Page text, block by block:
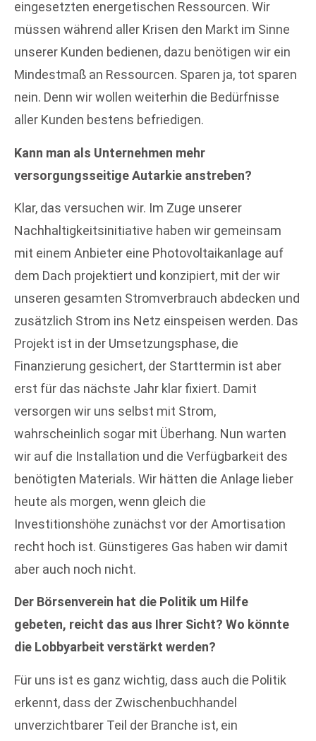
eingesetzten energetischen Ressourcen. Wir
müssen während aller Krisen den Markt im Sinne
unserer Kunden bedienen, dazu benötigen wir ein
Mindestmaß an Ressourcen. Sparen ja, tot sparen
nein. Denn wir wollen weiterhin die Bedürfnisse
aller Kunden bestens befriedigen.
Kann man als Unternehmen mehr
versorgungsseitige Autarkie anstreben?
Klar, das versuchen wir. Im Zuge unserer
Nachhaltigkeitsinitiative haben wir gemeinsam
mit einem Anbieter eine Photovoltaikanlage auf
dem Dach projektiert und konzipiert, mit der wir
unseren gesamten Stromverbrauch abdecken und
zusätzlich Strom ins Netz einspeisen werden. Das
Projekt ist in der Umsetzungsphase, die
Finanzierung gesichert, der Starttermin ist aber
erst für das nächste Jahr klar fixiert. Damit
versorgen wir uns selbst mit Strom,
wahrscheinlich sogar mit Überhang. Nun warten
wir auf die Installation und die Verfügbarkeit des
benötigten Materials. Wir hätten die Anlage lieber
heute als morgen, wenn gleich die
Investitionshöhe zunächst vor der Amortisation
recht hoch ist. Günstigeres Gas haben wir damit
aber auch noch nicht.
Der Börsenverein hat die Politik um Hilfe
gebeten, reicht das aus Ihrer Sicht? Wo könnte
die Lobbyarbeit verstärkt werden?
Für uns ist es ganz wichtig, dass auch die Politik
erkennt, dass der Zwischenbuchhandel
unverzichtbarer Teil der Branche ist, ein